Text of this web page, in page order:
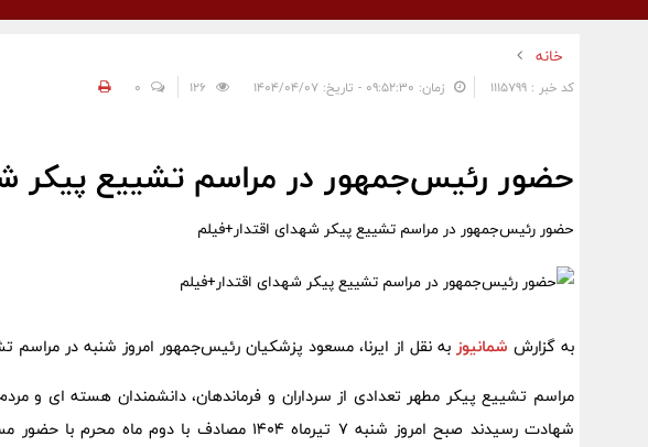
خانه
کد خبر : 1115799 زمان: ۰۹:۵۲:۳۰ - تاریخ: ۱۴۰۴/۰۴/۰۷ 0
حضور رئیس‌جمهور در مراسم تشییع پیکر
حضور رئیس‌جمهور در مراسم تشییع پیکر شهدای اقتدار+فیلم
به گزارش شمانیوزبه نقل از ایرنا، مسعود پزشکیان رئیس‌جمهور امروز شنبه در
مراسم تشییع پیکر مطهر تعدادی از سرداران و فرماندهان، دانشمندان هسته ای و
شهادت رسیدند صبح امروز شنبه ۷ تیرماه ۱۴۰۴ مصادف